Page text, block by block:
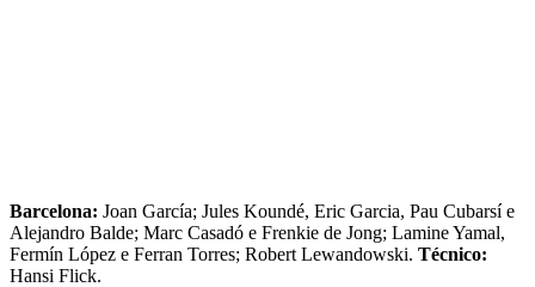
Barcelona: Joan García; Jules Koundé, Eric Garcia, Pau Cubarsí e
Alejandro Balde; Marc Casadó e Frenkie de Jong; Lamine Yamal,
Fermín López e Ferran Torres; Robert Lewandowski. Técnico:
Hansi Flick.